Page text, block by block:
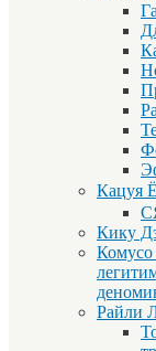
Кацуя
Кику
Комусо
Райли